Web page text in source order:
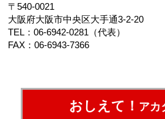
〒540-0021
大阪府大阪市中央区大手通3-2-20
TEL：06-6942-0281（代表）
FAX：06-6943-7366
おしえて！ アカ